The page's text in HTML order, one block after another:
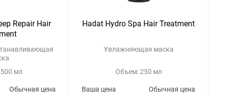
Repair Hair
мл
Обычная цена
Hadat Hydro Spa Hair Treatment
Увлажняющая маска
Объем: 250 мл
Обычная цена
Ваша цена